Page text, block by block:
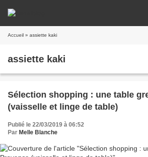
Accueil » assiette kaki
assiette kaki
Sélection shopping : une table
(vaisselle et linge de table)
Publié le 22/03/2019 à 06:52
Par Melle Blanche